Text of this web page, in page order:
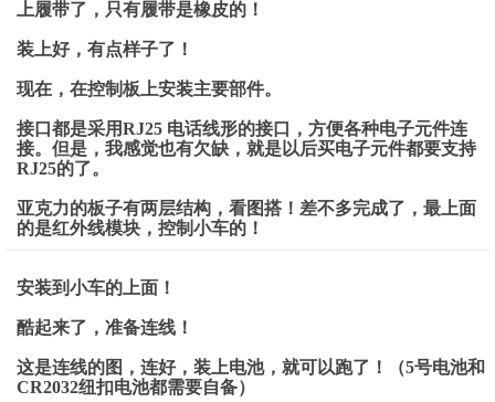
上履带了，只有履带是橡皮的！
装上好，有点样子了！
现在，在控制板上安装主要部件。
接口都是采用RJ25 电话线形的接口，方便各种电子元件连
接。但是，我感觉也有欠缺，就是以后买电子元件都要支持
RJ25的了。
亚克力的板子有两层结构，看图搭！差不多完成了，最上面
的是红外线模块，控制小车的！
安装到小车的上面！
酷起来了，准备连线！
这是连线的图，连好，装上电池，就可以跑了！（5号电池和
CR2032纽扣电池都需要自备）